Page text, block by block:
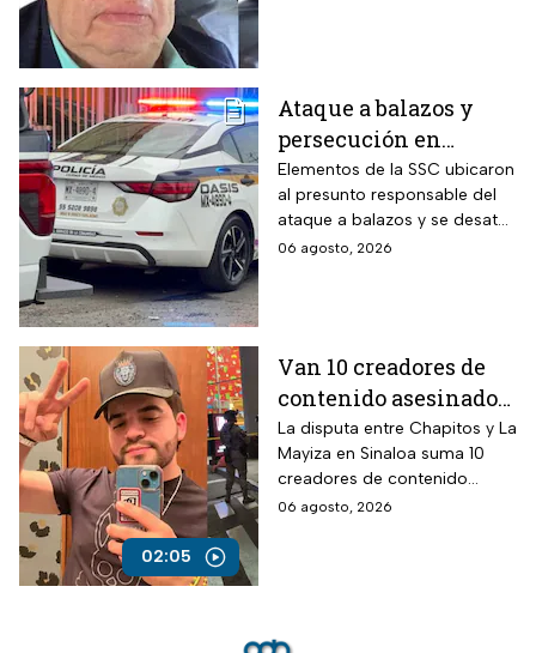
Ataque a balazos y
persecución en
Álvaro Obregón,
CDMX, hoy 6 de agosto
Elementos de la SSC ubicaron
al presunto responsable del
ataque a balazos y se desató
una persecución
06 agosto, 2026
02:05
Van 10 creadores de
contenido asesinados
desde la guerra entre
Chapitos y La Mayiza
La disputa entre Chapitos y La
Mayiza en Sinaloa suma 10
creadores de contenido
asesinados desde septiembre
06 agosto, 2026